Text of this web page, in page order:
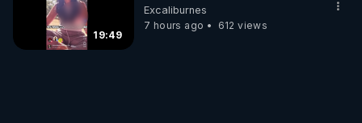
19:49
Excaliburnes
7 hours ago
612 views